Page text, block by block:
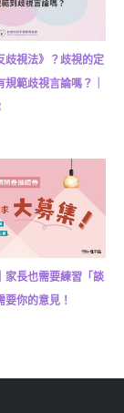
歧視法》？歧視的定
範歧視言論嗎？｜
家長也需要練習「談
你的意見！